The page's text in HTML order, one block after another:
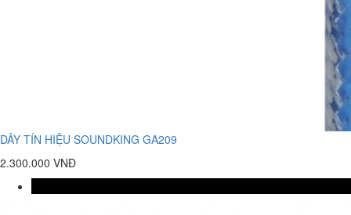
DÂY TÍN HIỆU SOUNDKING GA209
2.300.000 VNĐ